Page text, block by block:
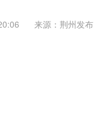
来源：荆州发布